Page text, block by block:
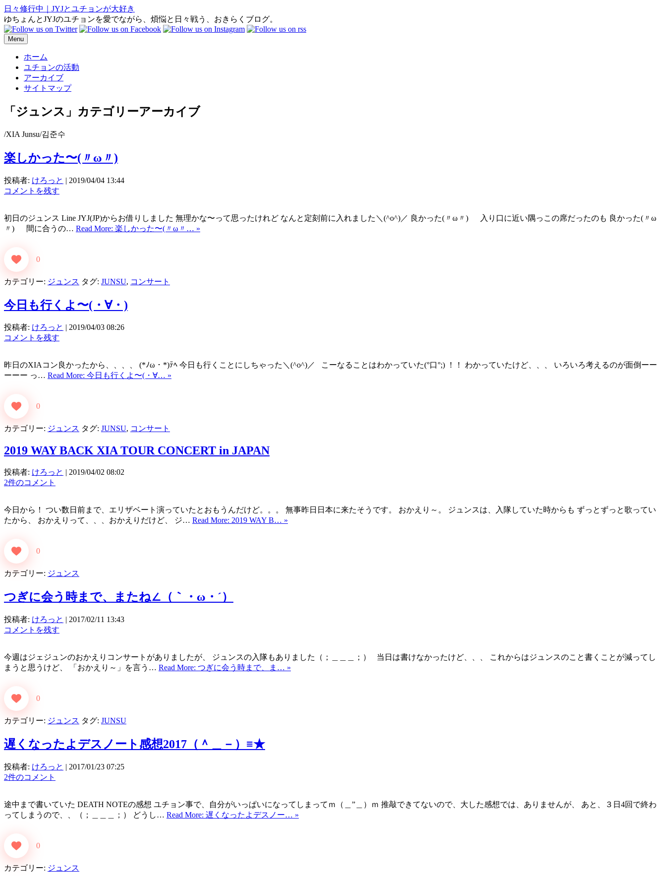
日々修行中｜JYJとユチョンが大好き
ゆちょんとJYJのユチョンを愛でながら、煩悩と日々戦う、おきらくブログ。
Menu
ホーム
ユチョンの活動
アーカイブ
サイトマップ
「 ジュンス 」カテゴリーアーカイブ
/XIA Junsu/김준수
楽しかった〜(〃ω〃)
投稿者: けろっと | 2019/04/04 13:44
コメントを残す
初日のジュンス Line JYJ(JP)からお借りしました 無理かな〜って思ったけれど なんと定刻前に入れました＼(^o^)／ 良かった(〃ω〃) 入り口に近い隅っこの席だったのも 良かった(〃ω
〃) 間に合うの… Read More: 楽しかった〜(〃ω〃… »
0
カテゴリー: ジュンス タグ: JUNSU, コンサート
今日も行くよ〜(・∀・)
投稿者: けろっと | 2019/04/03 08:26
コメントを残す
昨日のXIAコン良かったから、、、、 (*ﾉω・*)ﾃﾍ 今日も行くことにしちゃった＼(^o^)／ こーなることはわかっていた(°口°;) ！！ わかっていたけど、、、 いろいろ考えるのが面倒ーー
ーーー っ… Read More: 今日も行くよ〜(・∀… »
0
カテゴリー: ジュンス タグ: JUNSU, コンサート
2019 WAY BACK XIA TOUR CONCERT in JAPAN
投稿者: けろっと | 2019/04/02 08:02
2件のコメント
今日から！ つい数日前まで、エリザベート演っていたとおもうんだけど。。。 無事昨日日本に来たそうです。 おかえり～。 ジュンスは、入隊していた時からも ずっとずっと歌ってい
たから、 おかえりって、、、おかえりだけど、 ジ… Read More: 2019 WAY B… »
0
カテゴリー: ジュンス
つぎに会う時まで、またね∠（｀・ω・´）
投稿者: けろっと | 2017/02/11 13:43
コメントを残す
今週はジェジュンのおかえりコンサートがありましたが、 ジュンスの入隊もありました（；＿＿＿；） 当日は書けなかったけど、、、 これからはジュンスのこと書くことが減ってし
まうと思うけど、 「おかえり～」を言う… Read More: つぎに会う時まで、ま… »
0
カテゴリー: ジュンス タグ: JUNSU
遅くなったよデスノート感想2017（＾＿－）≡★
投稿者: けろっと | 2017/01/23 07:25
2件のコメント
途中まで書いていた DEATH NOTEの感想 ユチョン事で、自分がいっぱいになってしまってｍ（＿”＿）ｍ 推敲できてないので、大した感想では、ありませんが、 あと、３日4回で終わ
ってしまうので、、（；＿＿＿；） どうし… Read More: 遅くなったよデスノー… »
0
カテゴリー: ジュンス